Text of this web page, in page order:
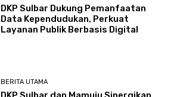
DKP Sulbar Dukung Pemanfaatan
Data Kependudukan, Perkuat
Layanan Publik Berbasis Digital
BERITA UTAMA